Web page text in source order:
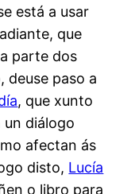
está a usar
que
parte dos
deuse paso a
, que xunto
diálogo
afectan ás
disto, Lucía
o libro para